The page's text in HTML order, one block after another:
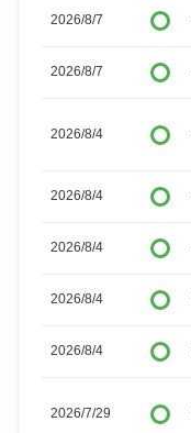
2026/8/7
2026/8/7
2026/8/4
2026/8/4
2026/8/4
2026/8/4
2026/8/4
2026/7/29